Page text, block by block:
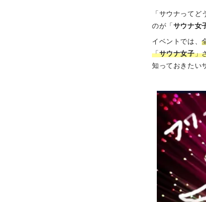
「サウナって
のが「サウナ女
イベントでは、
「サウナ女子」
知っておきたい